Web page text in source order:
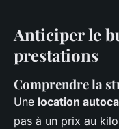
Anticiper le
prestations
Comprendre la
Une location
pas à un prix au